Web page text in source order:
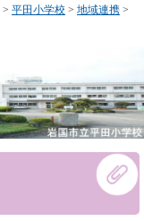
> 平田小学校 > 地域連携 >